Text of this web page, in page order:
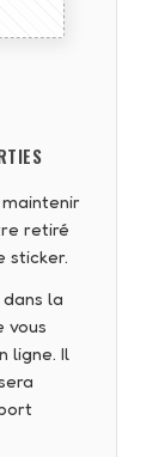
retiré
sticker.
la
vous
ligne. Il